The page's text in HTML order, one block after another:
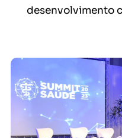
desenvolvimento